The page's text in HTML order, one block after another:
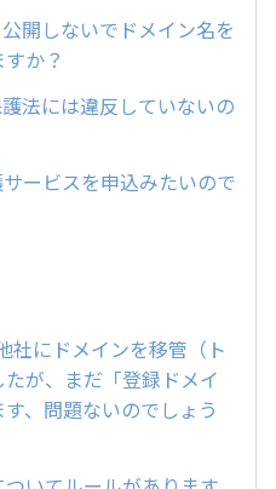
開しないでドメイン名を
か？
法には違反していないの
ービスを申込みたいので
にドメインを移管（ト
が、まだ「登録ドメイ
、問題ないのでしょう